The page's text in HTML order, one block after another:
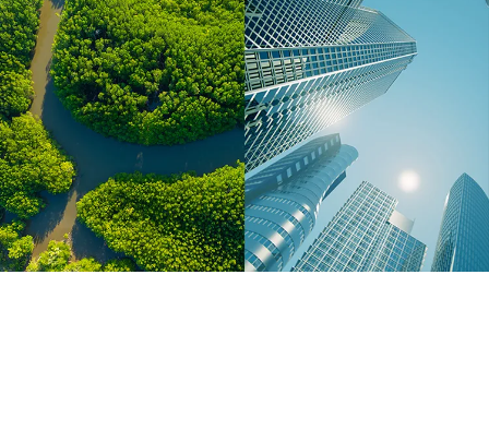
［道路交通部､国土･海洋部､企画部］